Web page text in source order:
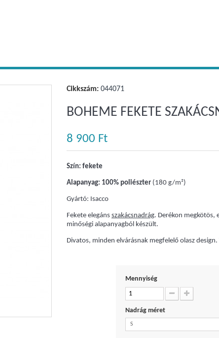
Cikkszám: 044071
BOHEME FEKETE
8 900 Ft‎
Szín: fekete
Alapanyag: 100% poliészter (180 g/m²)
Gyártó: Isacco
Fekete elegáns szakácsnadrág. Derékon megkötös,
minőségi alapanyagból készült.
Divatos, minden elvárásnak megfelelő olasz
Mennyiség
Nadrág méret
S